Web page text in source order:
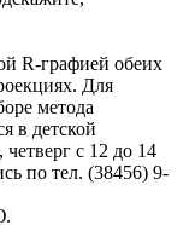
R-графией обеих
Для
метода
в детской
с 12 до 14
по тел. (38456) 9-